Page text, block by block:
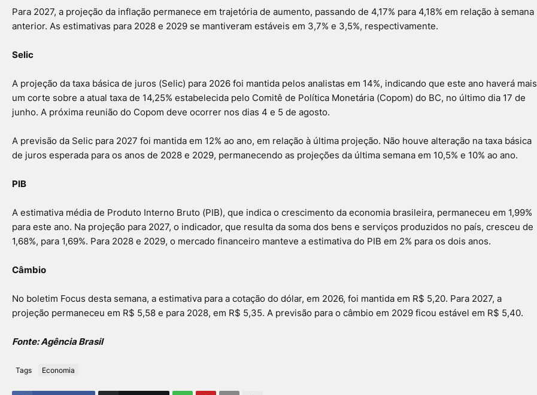
Para 2027, a projeção da inflação permanece em trajetória de aumento, passando de 4,17% para 4,18% em relação à semana
anterior. As estimativas para 2028 e 2029 se mantiveram estáveis em 3,7% e 3,5%, respectivamente.
Selic
A projeção da taxa básica de juros (Selic) para 2026 foi mantida pelos analistas em 14%, indicando que este ano haverá mais
um corte sobre a atual taxa de 14,25% estabelecida pelo Comitê de Política Monetária (Copom) do BC, no último dia 17 de
junho. A próxima reunião do Copom deve ocorrer nos dias 4 e 5 de agosto.
A previsão da Selic para 2027 foi mantida em 12% ao ano, em relação à última projeção. Não houve alteração na taxa básica
de juros esperada para os anos de 2028 e 2029, permanecendo as projeções da última semana em 10,5% e 10% ao ano.
PIB
A estimativa média de Produto Interno Bruto (PIB), que indica o crescimento da economia brasileira, permaneceu em 1,99%
para este ano. Na projeção para 2027, o indicador, que resulta da soma dos bens e serviços produzidos no país, cresceu de
1,68%, para 1,69%. Para 2028 e 2029, o mercado financeiro manteve a estimativa do PIB em 2% para os dois anos.
Câmbio
No boletim Focus desta semana, a estimativa para a cotação do dólar, em 2026, foi mantida em R$ 5,20. Para 2027, a
projeção permaneceu em R$ 5,58 e para 2028, em R$ 5,35. A previsão para o câmbio em 2029 ficou estável em R$ 5,40.
Fonte: Agência Brasil
Tags Economia